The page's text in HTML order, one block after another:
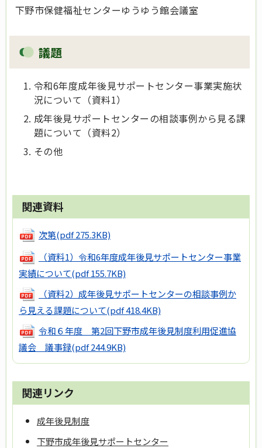
下野市保健福祉センターゆうゆう館会議室
議題
令和6年度成年後見サポートセンター事業実施状
況について（資料1）
成年後見サポートセンターの相談事例から見る課
題について（資料2）
その他
関連資料
次第(pdf 275.3KB)
（資料1）令和6年度成年後見サポートセンター事業
実績について(pdf 155.7KB)
（資料2）成年後見サポートセンターの相談事例か
ら見える課題について(pdf 418.4KB)
令和６年度 第2回下野市成年後見制度利用促進協
議会 議事録(pdf 244.9KB)
関連リンク
成年後見制度
下野市成年後見サポートセンター